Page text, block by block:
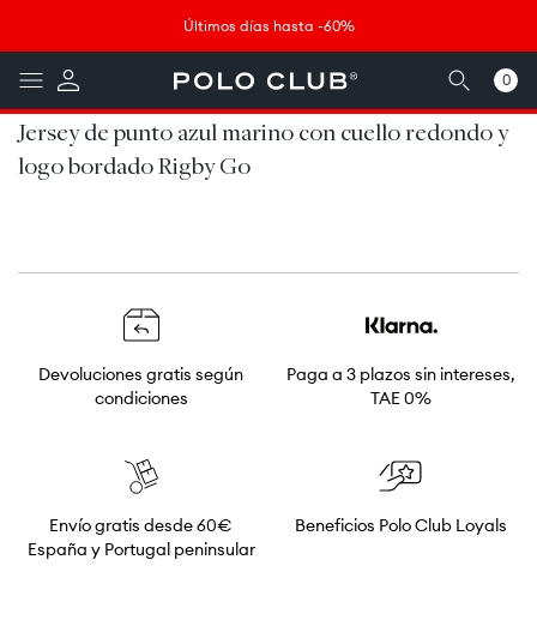
Saltar al contenido
Saltar al pie de página
Abrir widget de accesibilidad
Últimos días hasta -60%
0
artículos
Jersey de punto azul marino con cuello redondo y
logo bordado Rigby Go
Devoluciones gratis según
condiciones
Paga a 3 plazos sin intereses,
TAE 0%
Envío gratis desde 60€
España y Portugal peninsular
Beneficios Polo Club Loyals